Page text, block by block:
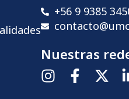
+56 9 9385
Nuestras